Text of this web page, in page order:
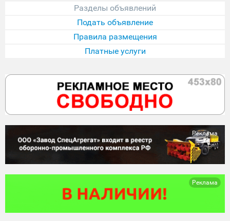
Разделы объявлений
Подать объявление
Правила размещения
Платные услуги
Реклама
Реклама